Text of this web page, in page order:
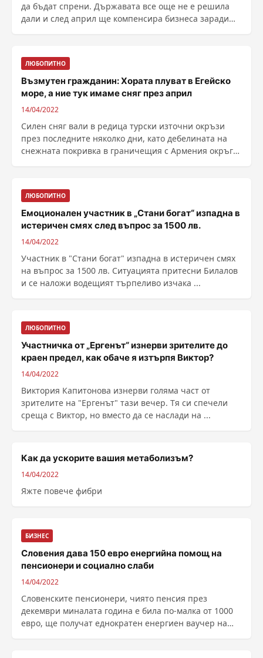
да бъдат спрени. Държавата все още не е решила
дали и след април ще компенсира бизнеса заради
ЛЮБОПИТНО
Възмутен гражданин: Хората плуват в Егейско
море, а ние тук имаме сняг през април
14/04/2022
Силен сняг вали в редица турски източни окръзи
през последните няколко дни, като дебелината на
снежната покривка в граничещия с Армения окръг
ЛЮБОПИТНО
Емоционален участник в „Стани богат“ изпадна в
истеричен смях след въпрос за 1500 лв.
14/04/2022
Участник в "Стани богат" изпадна в истеричен смях
на въпрос за 1500 лв. Ситуацията притесни Билалов
и се наложи водещият търпеливо изчака ...
ЛЮБОПИТНО
Участничка от „Ергенът“ изнерви зрителите до
краен предел, как обаче я изтърпя Виктор?
14/04/2022
Виктория Капитонова изнерви голяма част от
зрителите на "Ергенът" тази вечер. Тя си спечели
среща с Виктор, но вместо да се наслади на ...
Как да ускорите вашия метаболизъм?
14/04/2022
Яжте повече фибри
БИЗНЕС
Словения дава 150 евро енергийна помощ на
пенсионери и социално слаби
14/04/2022
Словенските пенсионери, чиято пенсия през
декември миналата година е била по-малка от 1000
евро, ще получат еднократен енергиен ваучер на